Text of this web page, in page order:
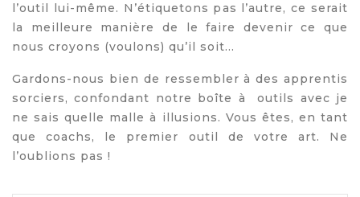
l’outil lui-même. N’étiquetons pas l’autre, ce serait
la meilleure manière de le faire devenir ce que
nous croyons (voulons) qu’il soit…
Gardons-nous bien de ressembler à des apprentis
sorciers, confondant notre boîte à outils avec je
ne sais quelle malle à illusions. Vous êtes, en tant
que coachs, le premier outil de votre art. Ne
l’oublions pas !